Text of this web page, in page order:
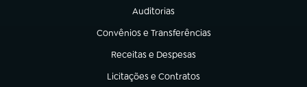
Auditorias
(abre em nova aba)
Convênios e Transferências
(abre em nova aba)
Receitas e Despesas
(abre em nova aba)
Licitações e Contratos
(abre em nova aba)